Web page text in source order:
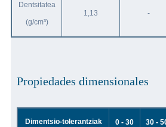
Dentsitatea
(g/cm³)
1,13 -
Propiedades dimensionales
Dimentsio-tolerantziak 0 - 30 30 -